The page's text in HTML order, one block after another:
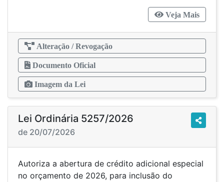
Veja Mais
Alteração / Revogação
Documento Oficial
Imagem da Lei
Lei Ordinária 5257/2026
de 20/07/2026
Autoriza a abertura de crédito adicional especial
no orçamento de 2026, para inclusão do